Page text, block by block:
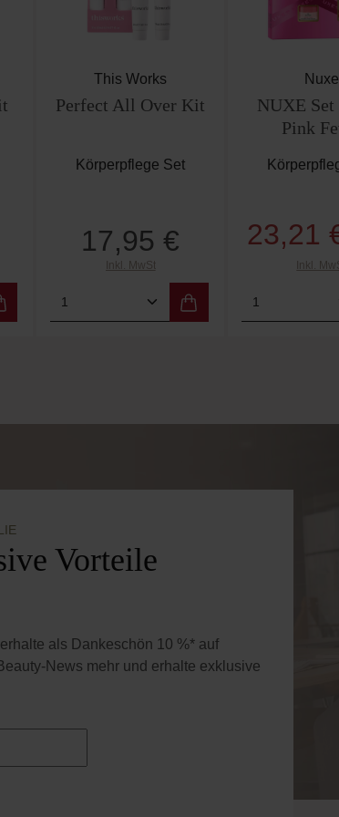
Wert ein oder benutze die
Gib den gewünschten Wert ein
This Works
Perfect All Over Kit
Körperpflege Set
Regulärer Preis:
17,95 €
Inkl. MwSt
Produkt Anzahl: Gib den
Nuxe
NUXE Set
Pink
23,21
Inkl.
Produkt
Vorteile
als Dankeschön 10 %* auf
News mehr und erhalte exklusive